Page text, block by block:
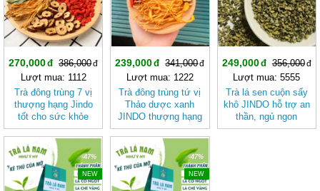
270,000
386,000
Lượt mua: 1112
Trà đông trùng 7 vị
thượng hạng Jindo
tốt cho sức khỏe
239,000
341,000
Lượt mua: 1222
Trà đông trùng tứ vị
Thảo dược xanh
JINDO thượng hạng
12g tác dụng giúp
đẹp da, tốt cho sức
khỏe
249,000
356,000
Lượt mua: 5555
Trà lá sen cuộn sấy
khô JINDO hỗ trợ an
thần, ngủ ngon
-47%
NEW
-47%
NEW